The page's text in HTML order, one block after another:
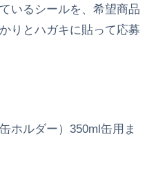
いるシールを、希望商品
りとハガキに貼って応募
ホルダー）350ml缶用ま